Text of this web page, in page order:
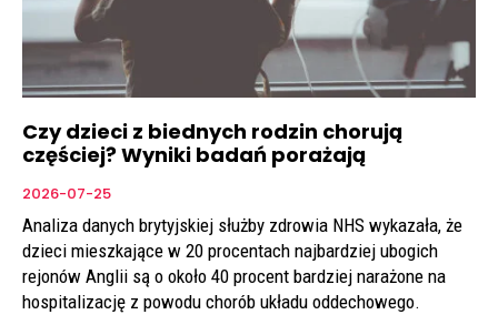
Czy dzieci z biednych rodzin chorują
częściej? Wyniki badań porażają
2026-07-25
Analiza danych brytyjskiej służby zdrowia NHS wykazała, że
dzieci mieszkające w 20 procentach najbardziej ubogich
rejonów Anglii są o około 40 procent bardziej narażone na
hospitalizację z powodu chorób układu oddechowego.